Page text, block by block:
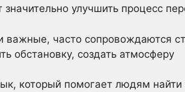
улучшить процесс
важные, часто сопровождаются
обстановку, создать атмосферу
который помогает людям